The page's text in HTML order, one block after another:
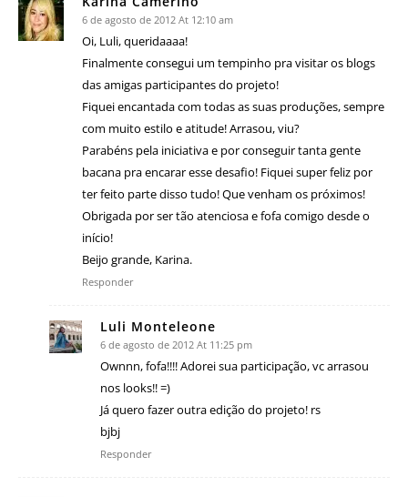
6 de agosto de 2012 At 12:10 am
Oi, Luli, queridaaaa!
Finalmente consegui um tempinho pra visitar os blogs
das amigas participantes do projeto!
Fiquei encantada com todas as suas produções, sempre
com muito estilo e atitude! Arrasou, viu?
Parabéns pela iniciativa e por conseguir tanta gente
bacana pra encarar esse desafio! Fiquei super feliz por
ter feito parte disso tudo! Que venham os próximos!
Obrigada por ser tão atenciosa e fofa comigo desde o
início!
Beijo grande, Karina.
Responder
Luli Monteleone
6 de agosto de 2012 At 11:25 pm
Ownnn, fofa!!!! Adorei sua participação, vc arrasou
nos looks!! =)
Já quero fazer outra edição do projeto! rs
bjbj
Responder